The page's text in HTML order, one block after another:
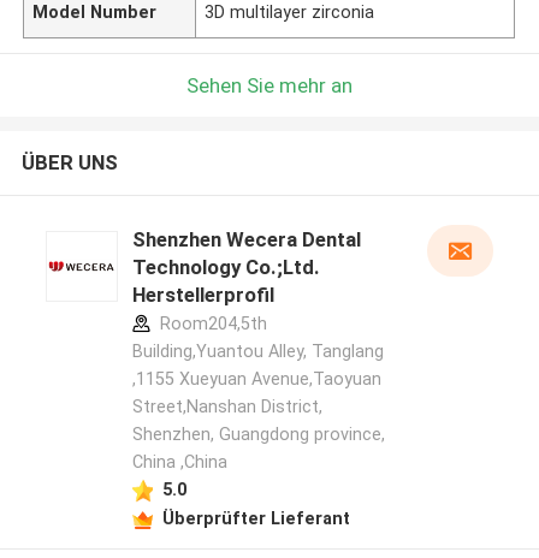
Model Number 3D multilayer zirconia
Sehen Sie mehr an
ÜBER UNS
Shenzhen Wecera Dental
Technology Co.;Ltd.
Herstellerprofil
Room204,5th
Building,Yuantou Alley, Tanglang
,1155 Xueyuan Avenue,Taoyuan
Street,Nanshan District,
Shenzhen, Guangdong province,
China ,China
5.0
Überprüfter Lieferant